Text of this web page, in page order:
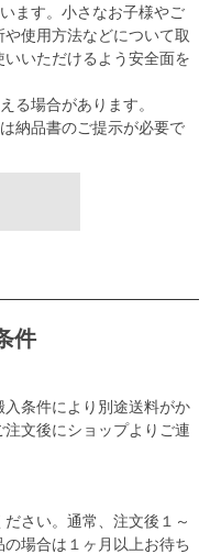
ます。小さなお子様やご
使用方法などについて取
いただけるよう安全面を
る場合があります。
納品書のご提示が必要で
件
条件により別途送料がか
文後にショップよりご連
さい。通常、注文後１～
場合は１ヶ月以上お待ち